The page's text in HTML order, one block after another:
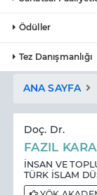
Ödüller
Tez Danışmanlığı
ANA SAYFA
Doç. Dr.
FAZIL
İNSAN VE
TÜRK İSLAM